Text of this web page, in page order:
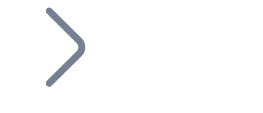
Añade tu proyecto a nuestro ecosistema.